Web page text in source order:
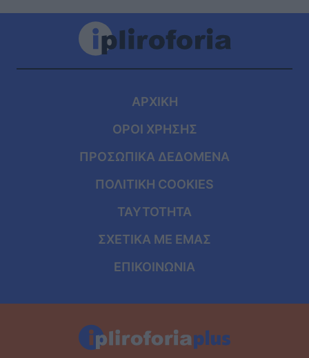
ΑΡΧΙΚΗ
ΟΡΟΙ ΧΡΗΣΗΣ
ΠΡΟΣΩΠΙΚΑ ΔΕΔΟΜΕΝΑ
ΠΟΛΙΤΙΚΗ COOKIES
ΤΑΥΤΟΤΗΤΑ
ΣΧΕΤΙΚΑ ΜΕ ΕΜΑΣ
ΕΠΙΚΟΙΝΩΝΙΑ